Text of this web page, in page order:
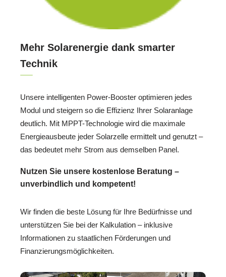
Mehr Solarenergie dank smarter
Technik
Unsere intelligenten Power-Booster optimieren jedes
Modul und steigern so die Effizienz Ihrer Solaranlage
deutlich. Mit MPPT-Technologie wird die maximale
Energieausbeute jeder Solarzelle ermittelt und genutzt –
das bedeutet mehr Strom aus demselben Panel.
Nutzen Sie unsere kostenlose Beratung –
unverbindlich und kompetent!
Wir finden die beste Lösung für Ihre Bedürfnisse und
unterstützen Sie bei der Kalkulation – inklusive
Informationen zu staatlichen Förderungen und
Finanzierungsmöglichkeiten.